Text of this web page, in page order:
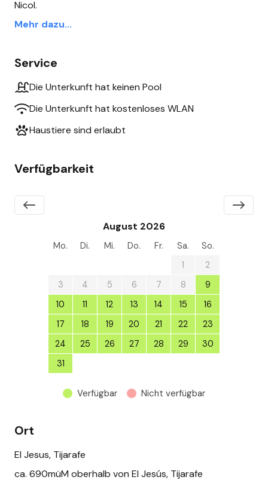
Nicol.
Mehr dazu...
Service
Die Unterkunft hat keinen Pool
Die Unterkunft hat kostenloses WLAN
Haustiere sind erlaubt
Verfügbarkeit
August 2026
Mo. Di. Mi. Do. Fr. Sa.
So.
1
2
3
4 5 6 7 8
9
10
11 12 13 14 15
16
17
18 19 20 21 22
23
24
25 26 27 28 29
30
31
Verfügbar Nicht verfügbar
Ort
El Jesus, Tijarafe
ca. 690müM oberhalb von El Jesús, Tijarafe